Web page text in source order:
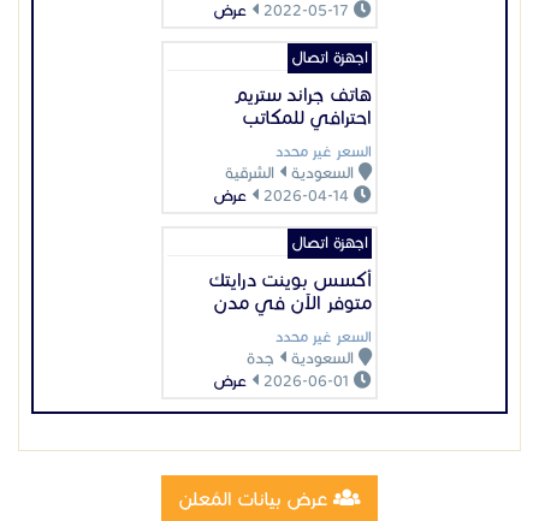
عرض
هاتف جراند ستريم
احترافي للمكاتب
السعر غير محدد
السعودية
الشرقية
عرض
اجهزة اتصال
أكسس بوينت درايتك
متوفر الآن في مدن
السعر غير محدد
السعودية
جدة
عرض
اجهزة اتصال
عرض بيانات المُعلن